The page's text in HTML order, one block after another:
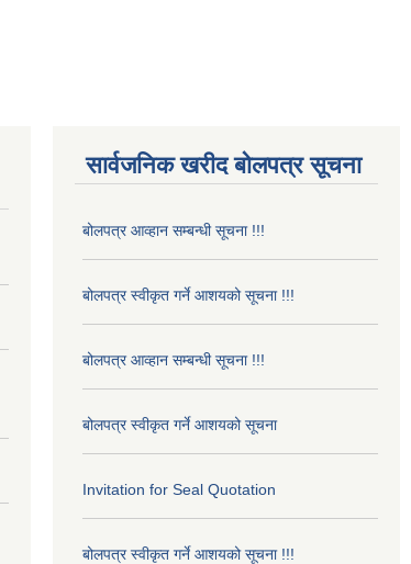
सार्वजनिक खरीद बोलपत्र सूचना
बोलपत्र आव्हान सम्बन्धी सूचना !!!
बोलपत्र स्वीकृत गर्ने आशयको सूचना !!!
बोलपत्र आव्हान सम्बन्धी सूचना !!!
बोलपत्र स्वीकृत गर्ने आशयको सूचना
Invitation for Seal Quotation
बोलपत्र स्वीकृत गर्ने आशयको सूचना !!!